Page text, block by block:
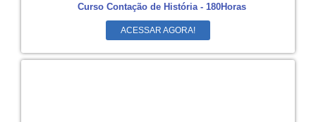
Curso Contação de História - 180Horas
ACESSAR AGORA!